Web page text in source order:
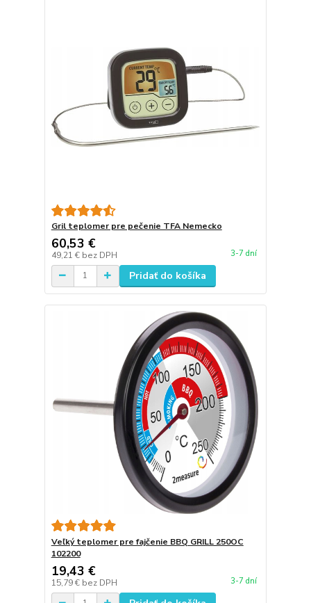
Gril teplomer pre pečenie TFA Nemecko
60,53 €
49,21 € bez DPH 3-7 dní
Pridať do košíka
Veľký teplomer pre fajčenie BBQ GRILL 250OC
102200
19,43 €
15,79 € bez DPH 3-7 dní